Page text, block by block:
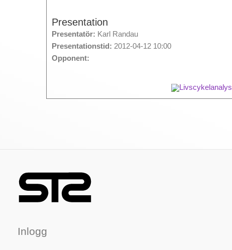
Presentation
Presentatör: Karl Randau
Presentationstid: 2012-04-12 10:00
Opponent:
Inlogg